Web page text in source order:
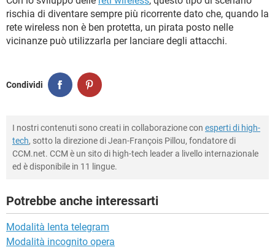
rischia di diventare sempre più ricorrente dato che, quando la
rete wireless non è ben protetta, un pirata posto nelle
vicinanze può utilizzarla per lanciare degli attacchi.
Condividi
I nostri contenuti sono creati in collaborazione con esperti di high-
tech, sotto la direzione di Jean-François Pillou, fondatore di
CCM.net. CCM è un sito di high-tech leader a livello internazionale
ed è disponibile in 11 lingue.
Potrebbe anche interessarti
Modalità lenta telegram
Modalità incognito opera